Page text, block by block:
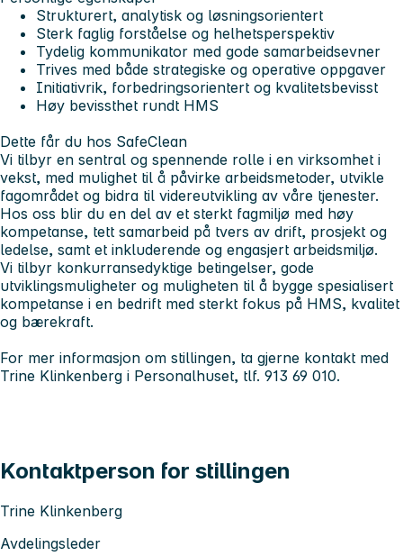
Strukturert, analytisk og løsningsorientert
Sterk faglig forståelse og helhetsperspektiv
Tydelig kommunikator med gode samarbeidsevner
Trives med både strategiske og operative oppgaver
Initiativrik, forbedringsorientert og kvalitetsbevisst
Høy bevissthet rundt HMS
Dette får du hos SafeClean
Vi tilbyr en sentral og spennende rolle i en virksomhet i
vekst, med mulighet til å påvirke arbeidsmetoder, utvikle
fagområdet og bidra til videreutvikling av våre tjenester.
Hos oss blir du en del av et sterkt fagmiljø med høy
kompetanse, tett samarbeid på tvers av drift, prosjekt og
ledelse, samt et inkluderende og engasjert arbeidsmiljø.
Vi tilbyr konkurransedyktige betingelser, gode
utviklingsmuligheter og muligheten til å bygge spesialisert
kompetanse i en bedrift med sterkt fokus på HMS, kvalitet
og bærekraft.
For mer informasjon om stillingen, ta gjerne kontakt med
Trine Klinkenberg i Personalhuset, tlf. 913 69 010.
Kontaktperson for stillingen
Trine Klinkenberg
Avdelingsleder